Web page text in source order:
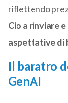
riflettendo
Cio a rinviare
aspettative di
Il baratro
GenAI